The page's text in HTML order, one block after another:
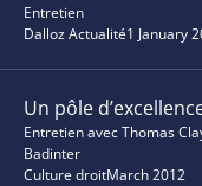
Entretien
Dalloz Actualité1 January
Un pôle
Entretien avec Thomas
Badinter
Culture droitMarch 2012